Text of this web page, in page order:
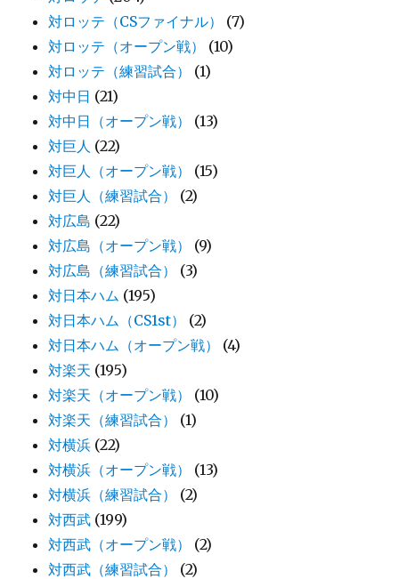
対ロッテ（CSファイナル）
(7)
対ロッテ（オープン戦）
(10)
対ロッテ（練習試合）
(1)
対中日 (21)
対中日（オープン戦）
(13)
対巨人 (22)
対巨人（オープン戦）
(15)
対巨人（練習試合）
(2)
対広島 (22)
対広島（オープン戦）
(9)
対広島（練習試合）
(3)
対日本ハム (195)
対日本ハム（CS1st）
(2)
対日本ハム（オープン戦）
(4)
対楽天 (195)
対楽天（オープン戦）
(10)
対楽天（練習試合）
(1)
対横浜 (22)
対横浜（オープン戦）
(13)
対横浜（練習試合）
(2)
対西武 (199)
対西武（オープン戦）
(2)
対西武（練習試合）
(2)